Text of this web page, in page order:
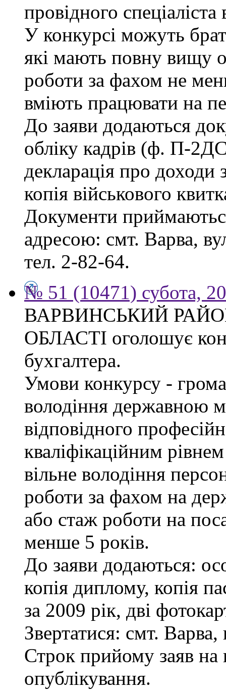
провідного
У конкурсі можуть
які мають повну вищу
роботи за фахом не
вміють працювати на
До заяви додаються
обліку кадрів (ф. П-
декларація про доходи
копія військового
Документи
адресою: смт. Варва,
тел. 2-82-64.
№ 51 (10471) субота,
ВАРВИНСЬКИЙ
ОБЛАСТІ оголошує
бухгалтера.
Умови конкурсу -
володіння державною
відповідного
кваліфікаційним
вільне володіння
роботи за фахом на
або стаж роботи на
менше 5 років.
До заяви додаються:
копія диплому, копія
за 2009 рік, дві
Звертатися: смт.
Строк прийому заяв на
опублікування.